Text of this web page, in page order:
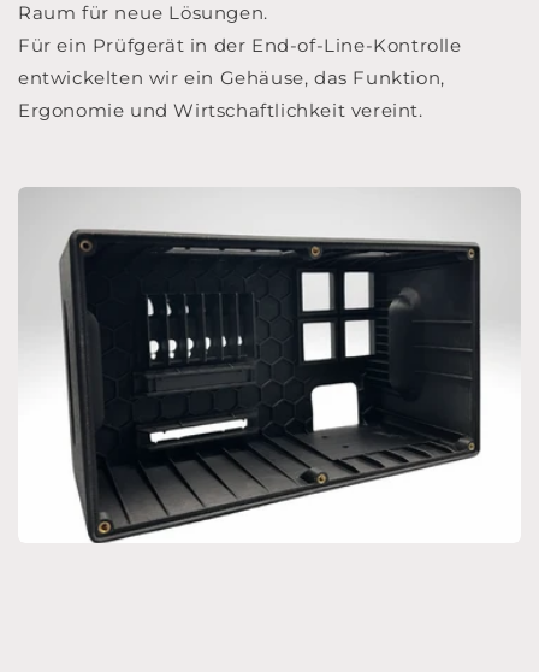
Raum für neue Lösungen.
Für ein Prüfgerät in der End-of-Line-Kontrolle
entwickelten wir ein Gehäuse, das Funktion,
Ergonomie und Wirtschaftlichkeit vereint.